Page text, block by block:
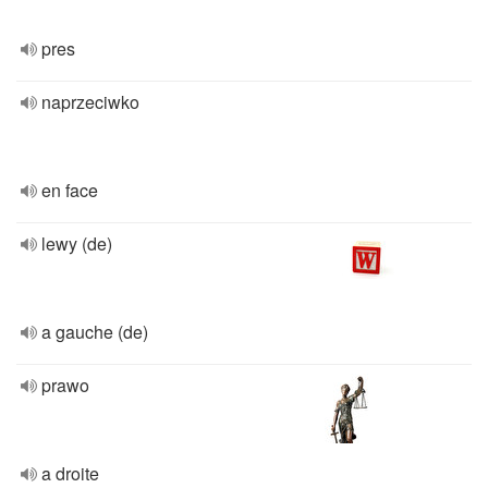
pres
naprzeciwko
en face
lewy (de)
a gauche (de)
prawo
a droite